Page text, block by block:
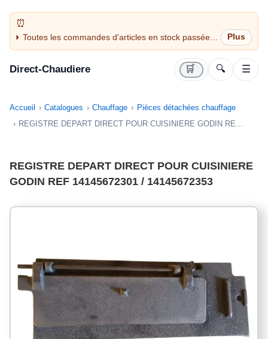
Toutes les commandes d'articles en stock passées
avant 14H sont expédiées le jour même (jours
Direct-Chaudiere 🛒 🔍 ☰
Accueil Catalogues Chauffage
Pièces détachées chauffage
REGISTRE DEPART DIRECT POUR CUISINIERE GODIN RE...
REGISTRE DEPART DIRECT POUR CUISINIERE
GODIN REF 14145672301 / 14145672353